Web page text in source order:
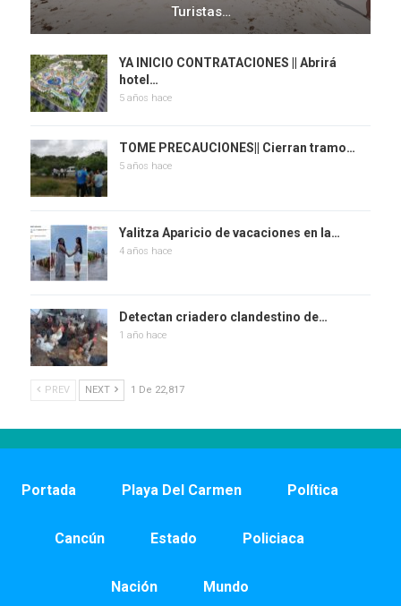
Turistas…
YA INICIO CONTRATACIONES || Abrirá
hotel…
5 años hace
TOME PRECAUCIONES|| Cierran tramo…
5 años hace
Yalitza Aparicio de vacaciones en la…
4 años hace
Detectan criadero clandestino de…
1 año hace
PREV NEXT 1 De 22,817
Portada Playa Del Carmen Política
Cancún Estado Policiaca
Nación Mundo